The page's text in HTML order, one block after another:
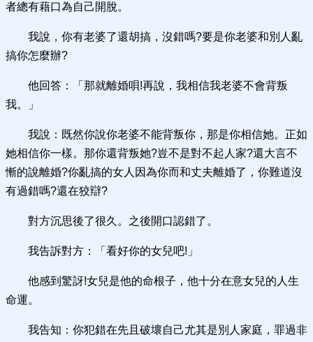
者總有藉口為自己開脫。
我說，你有老婆了還胡搞，沒錯嗎?要是你老婆和別人亂
搞你怎麼辦?
他回答：「那就離婚唄!再說，我相信我老婆不會背叛
我。」
我說：既然你說你老婆不能背叛你，那是你相信她。正如
她相信你一樣。那你還背叛她?豈不是對不起人家?還大言不
慚的說離婚?你亂搞的女人因為你而和丈夫離婚了，你難道沒
有過錯嗎?還在狡辯?
對方沉思後了很久。之後開口認錯了。
我告訴對方：「看好你的女兒吧!」
他感到驚訝!女兒是他的命根子，他十分在意女兒的人生
命運。
我告知：你犯錯在先且破壞自己尤其是別人家庭，罪過非